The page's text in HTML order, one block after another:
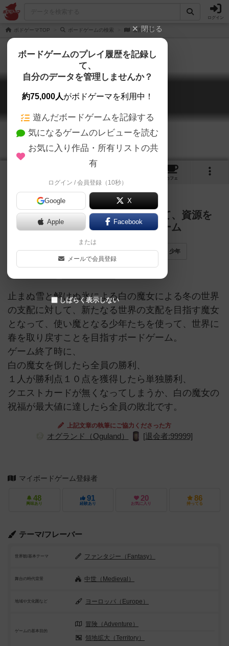
ログイン
ボドゲーマTOP ボードゲームの検索 雪割の花
雪割の花
Flawless Flower
カフェ
異なる能力をもったカードを使って、資源を
集めて、勝利点を獲得していくゲーム
ゲームマーケット2019秋（東京） 魔女 少年
止まぬ雪と解けぬ氷による白の魔女による冬の世界
の支配に対して、新たなる世界の支配を目指す魔女
となって、使い魔となる少年たちを使って、世界に
春を取り戻すことを目指すボードゲーム。
ゲーム終了時に、
白の魔女を倒したら全員の勝利、
１人が勝利点１０点を獲得したら単独勝利、
クエストカードが無くなってしまうか、白の魔女の
祝福が最大値に達したら全員の敗北です。
上記文章の執筆にご協力くださった方
オグランド（Oguland） [退会者:99999]
マイボードゲーム登録者
48
興味あり
91
経験あり
20
お気に入り
86
持ってる
テーマ/フレーバー
世界観/基本テーマ ファンタジー（Fantasy）
舞台の時代背景 中世（Medieval）
地域や文化圏など ヨーロッパ（Europe）
ゲームの基本目的
冒険（Adventure）
領地拡大（Territory）
閉じる
ボードゲームのプレイ履歴を記録し
て、
自分のデータを管理しませんか？
約75,000人がボドゲーマを利用中！
遊んだボードゲームを記録する
気になるゲームのレビューを読む
お気に入り作品・所有リストの共
有
ログイン / 会員登録（10秒）
Google X
Apple Facebook
または
メールで会員登録
しばらく表示しない